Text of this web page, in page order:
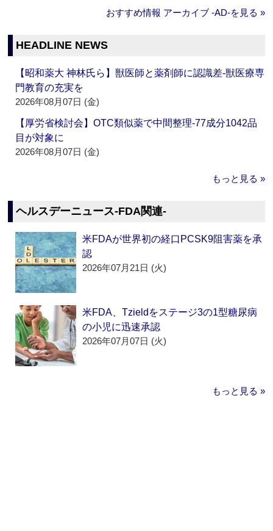
おすすめ情報 アーカイブ ‐AD‐を見る »
HEADLINE NEWS
【昭和薬大 神林氏ら】獣医師と薬剤師に認識差‐獣医療専
門教育の充実を
2026年08月07日 (金)
【厚労省検討会】OTC類似薬で中間整理‐77成分1042品
目が対象に
2026年08月07日 (金)
もっと見る »
ヘルスデーニュース‐FDA関連‐
米FDAが世界初の経口PCSK9阻害薬を承
認
2026年07月21日 (火)
米FDA、Tzieldをステージ3の1型糖尿病
の小児に迅速承認
2026年07月07日 (火)
もっと見る »